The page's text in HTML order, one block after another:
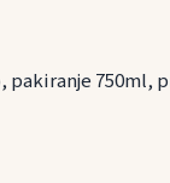
pakiranje 750ml,